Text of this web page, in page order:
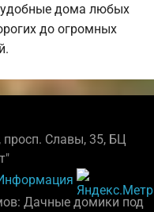
дома любых
до огромных
просп. Славы, 35, БЦ
Дачные домики под